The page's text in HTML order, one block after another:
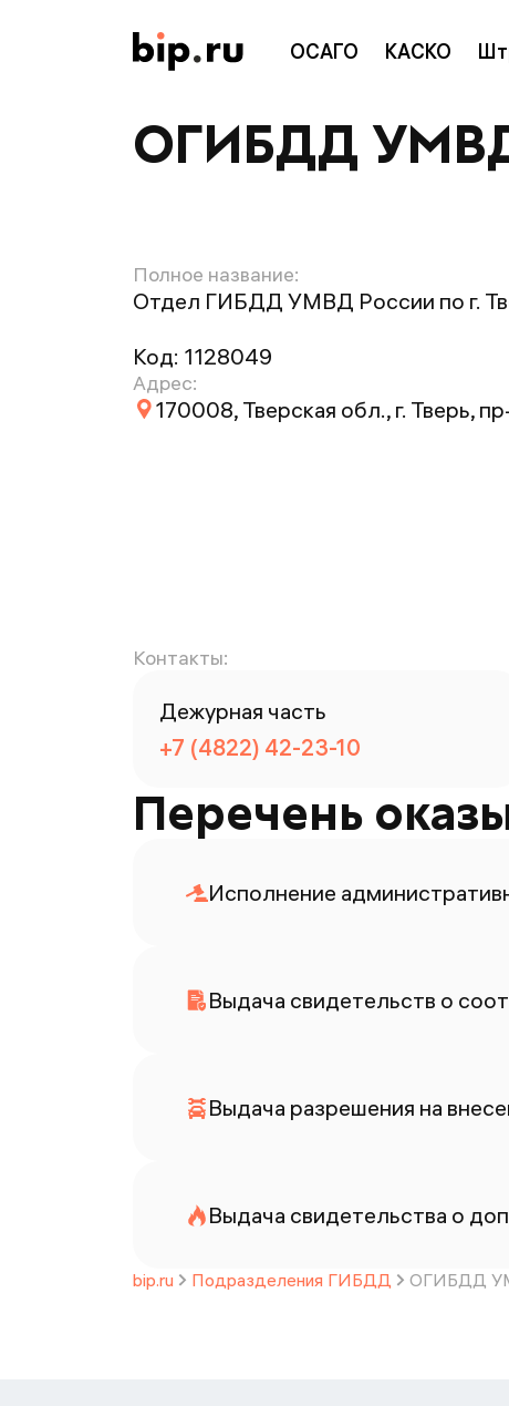
ОСАГО КАСКО
ОГИБДД УМВД
Полное название:
Отдел ГИБДД УМВД России по г.
Код: 1128049
Адрес:
170008, Тверская обл., г. Тверь,
Контакты:
Дежурная часть
+7 (4822) 42-23-10
Перечень
Исполнение
Выдача свидетельств о
Выдача разрешения на
Выдача свидетельства о
bip.ru Подразделения ГИБДД ОГИБДД